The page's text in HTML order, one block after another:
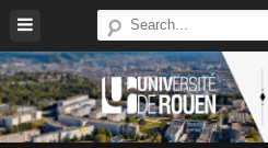
content